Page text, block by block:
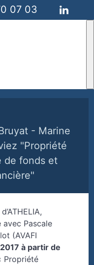
07 03
- Marine
"Propriété
de fonds et
Pascale
(AVAFI
à partir de
Propriété